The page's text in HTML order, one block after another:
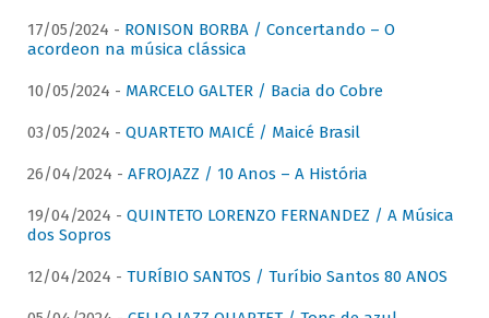
17/05/2024 - RONISON BORBA / Concertando – O
acordeon na música clássica
10/05/2024 - MARCELO GALTER / Bacia do Cobre
03/05/2024 - QUARTETO MAICÉ / Maicé Brasil
26/04/2024 - AFROJAZZ / 10 Anos – A História
19/04/2024 - QUINTETO LORENZO FERNANDEZ / A Música
dos Sopros
12/04/2024 - TURÍBIO SANTOS / Turíbio Santos 80 ANOS